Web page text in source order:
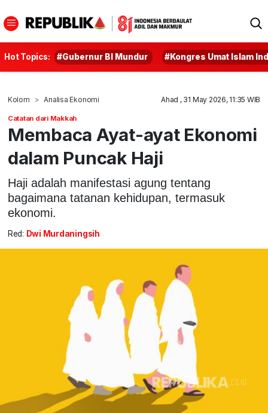
Hot Topics: #Gubernur BI Mundur #Kongres Umat Islam
Kolom Analisa Ekonomi Ahad , 31 May 2026, 11:35 WIB
Catatan dari Makkah
Membaca Ayat-ayat Ekonomi
dalam Puncak Haji
Haji adalah manifestasi agung tentang
bagaimana tatanan kehidupan, termasuk
ekonomi.
Red: Dwi Murdaningsih